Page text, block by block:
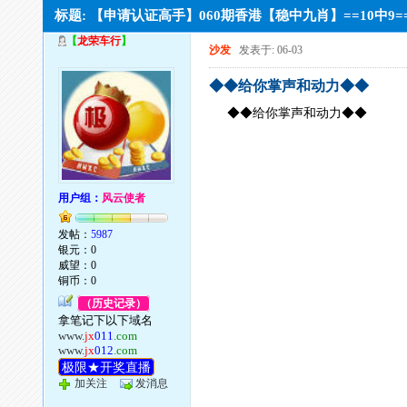
标题: 【申请认证高手】060期香港【稳中九肖】==10中
【龙荣车行】
用户组： 风云使者
发帖：5987
银元：0
威望：0
铜币：0
（历史记录）
拿笔记下以下域名
www.jx011.com
www.jx012.com
极限★开奖直播
加关注 发消息
沙发 发表于: 06-03
◆◆给你掌声和动力◆◆
◆◆给你掌声和动力◆◆